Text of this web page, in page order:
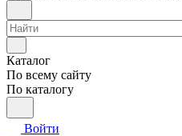
Каталог
По всему сайту
По каталогу
Войти